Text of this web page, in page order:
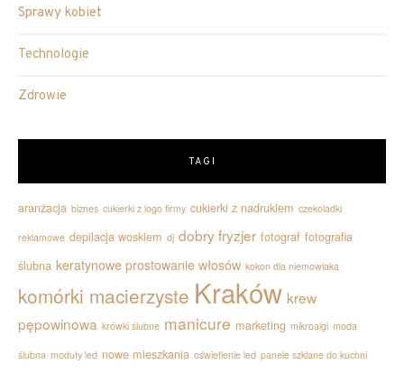
Sprawy kobiet
Technologie
Zdrowie
TAGI
aranżacja biznes cukierki z logo firmy cukierki z nadrukiem czekoladki
reklamowe depilacja woskiem dj dobry fryzjer fotograf fotografia
ślubna keratynowe prostowanie włosów kokon dla niemowlaka
komórki macierzyste Kraków krew
pępowinowa krówki ślubne manicure marketing mikroalgi moda
ślubna moduły led nowe mieszkania oświetlenie led panele szklane do kuchni